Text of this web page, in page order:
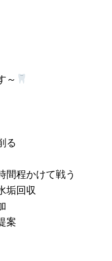
～
る
程かけて戦う
垢回収
案